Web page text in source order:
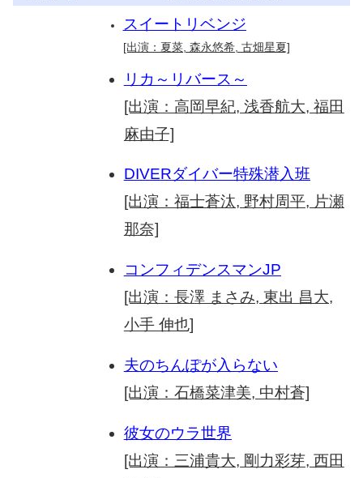
スイートリベンジ
[出演：夏菜, 森永悠希, 古畑星夏]
リカ～リバース～
[出演：高岡早紀, 浅香航大, 福田
麻由子]
DIVERダイバー特殊潜入班
[出演：福士蒼汰, 野村周平, 片瀬
那奈]
コンフィデンスマンJP
[出演：長澤 まさみ, 東出 昌大,
小手 伸也]
夫のちんぽが入らない
[出演：石橋菜津美, 中村蒼]
彼女のウラ世界
[出演：三浦貴大, 剛力彩芽, 西田